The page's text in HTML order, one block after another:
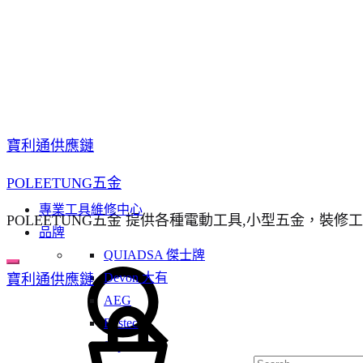
寶利通供應鏈
POLEETUNG五金
POLEETUNG五金 提供各種電動工具,小型五金，裝修
Search
專業工具維修中心
品牌
QUIADSA 傑士牌
Devon 大有
AEG
Bestech
Super Glue
寶利通供應鏈